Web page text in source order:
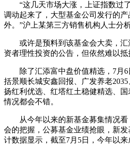
“这几天市场大涨，上证指数过了
调动起来了，大型基金公司发行的
外。”沪上某第三方销售机构人士分析
或许是预料到该基金会大卖，汇
资者理性投资的公告，但依然难以抵
除了汇添富中盘价值精选，7月6
括景顺长城安鑫回报、广发养老
扬红利优选、红塔红土稳健精选、
情况都会不错。
从今年以来的新基金募集情况看
会的把握，公募基金业绩抢眼，新
计数据显示，截至7月5日，今年以来